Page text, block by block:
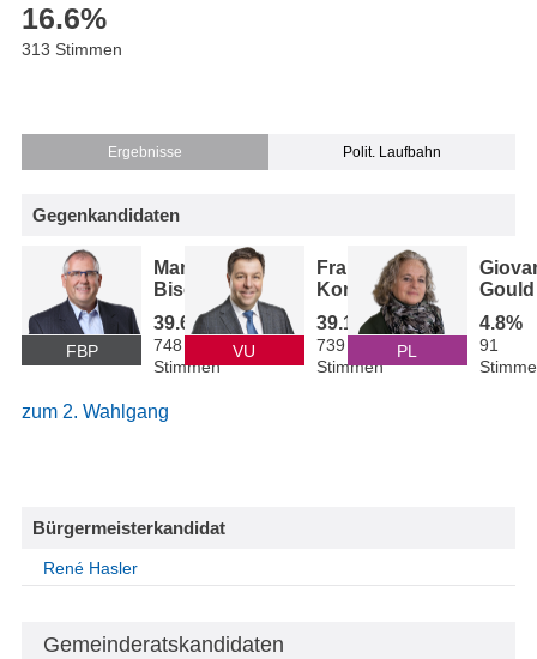
16.6%
313 Stimmen
Ergebnisse Polit. Laufbahn
Gegenkandidaten
FBP
Manfred
Bischof
39.6%
748
Stimmen
VU
Frank
Konrad
39.1%
739
Stimmen
PL
Gould
4.8%
91
zum 2. Wahlgang
Bürgermeisterkandidat
René Hasler
Gemeinderatskandidaten